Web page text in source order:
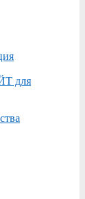
для